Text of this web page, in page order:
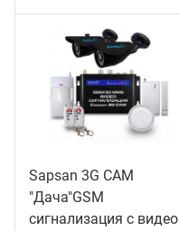
Sapsan 3G CAM
"Дача"GSM
сигнализация с видео